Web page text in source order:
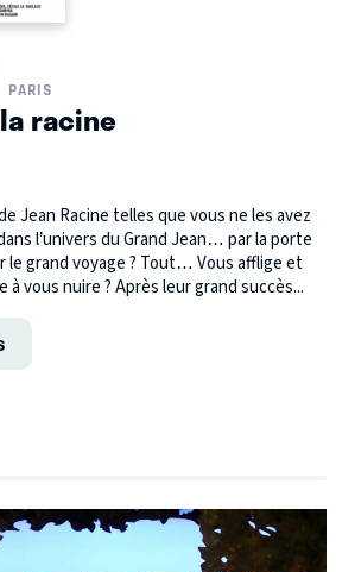
PARIS
racine
Jean Racine telles que vous ne les avez
l’univers du Grand Jean… par la porte
le grand voyage ? Tout… Vous afflige et
vous nuire ? Après leur grand succès...